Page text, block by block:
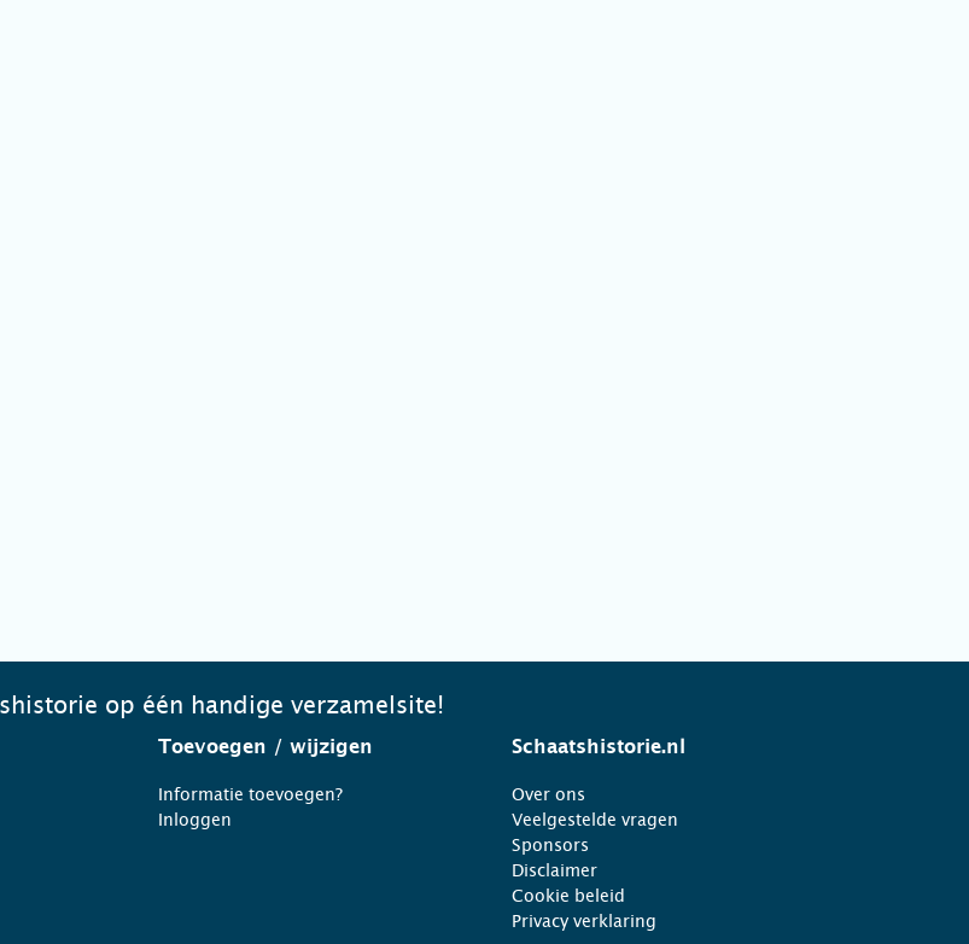
op één handige verzamelsite!
Toevoegen / wijzigen
Informatie toevoegen?
Inloggen
Schaatshistorie.nl
Over ons
Veelgestelde vragen
Sponsors
Disclaimer
Cookie beleid
Privacy verklaring